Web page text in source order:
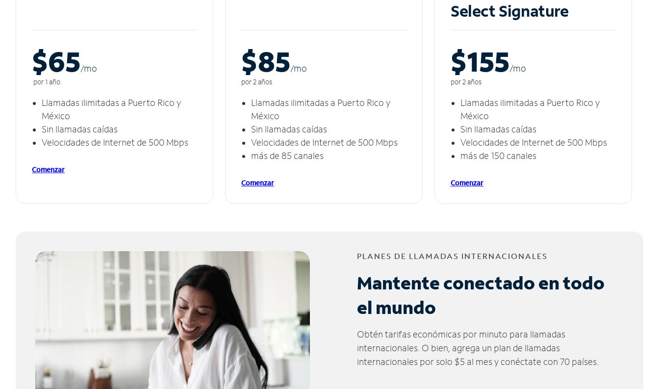
$65/mo
por 1 año
Llamadas ilimitadas a Puerto Rico y
México
Sin llamadas caídas
Velocidades de Internet de 500 Mbps
Comenzar
$85/mo
por 2 años
Llamadas ilimitadas a Puerto Rico y
México
Sin llamadas caídas
Velocidades de Internet de 500 Mbps
más de 85 canales
Comenzar
Select Signature
$155/mo
por 2 años
Llamadas ilimitadas a Puerto Rico y
México
Sin llamadas caídas
Velocidades de Internet de 500 Mbps
más de 150 canales
Comenzar
PLANES DE LLAMADAS INTERNACIONALES
Mantente conectado en todo
el mundo
Obtén tarifas económicas por minuto para llamadas
internacionales. O bien, agrega un plan de llamadas
internacionales por solo $5 al mes y conéctate con 70 países.